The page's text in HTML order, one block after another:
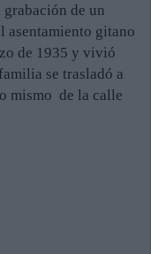
de un
asentamiento gitano
de 1935 y vivió
se trasladó a
mismo de la calle